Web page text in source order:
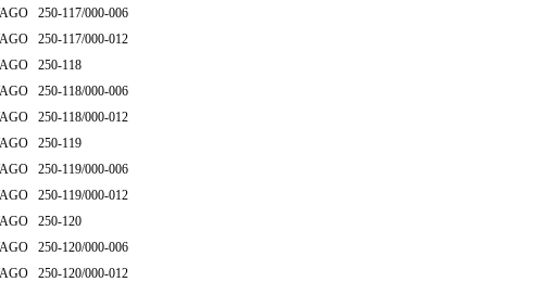
250-117/000-006
250-117/000-012
250-118
250-118/000-006
250-118/000-012
250-119
250-119/000-006
250-119/000-012
250-120
250-120/000-006
250-120/000-012